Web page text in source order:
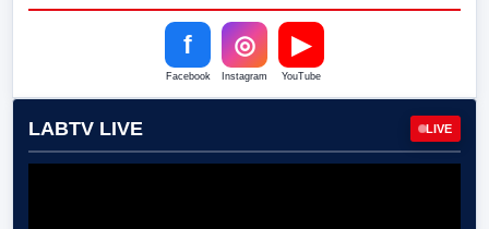
f
Facebook
◎
Instagram
▶
YouTube
LABTV LIVE LIVE